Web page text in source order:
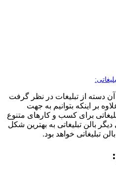
آن دسته از تبلیغات در نظر گرفت
بر اینکه بتوانیم به جهت
برای کسب و کارهای متنوع
بالن تبلیغاتی به بهترین شکل
تبلیغاتی خواهد بود.